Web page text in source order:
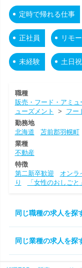
定時で帰れる仕事
正社員 リモ
未経験 土日
職種
販売・フード・アミ
ューズメント
> フー
勤務地
北海道
苫前郡羽幌町
業種
不動産
特徴
第二新卒歓迎
オンラ
り
「女性のおしごと
同じ職種の求人を探
同じ業種の求人を探